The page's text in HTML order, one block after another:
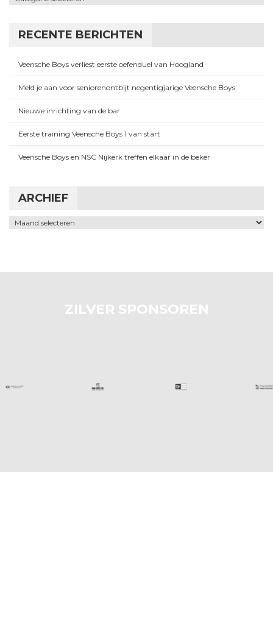
RECENTE BERICHTEN
Veensche Boys verliest eerste oefenduel van Hoogland
Meld je aan voor seniorenontbijt negentigjarige Veensche Boys
Nieuwe inrichting van de bar
Eerste training Veensche Boys 1 van start
Veensche Boys en NSC Nijkerk treffen elkaar in de beker
ARCHIEF
Archief
ZILVER SPONSOREN